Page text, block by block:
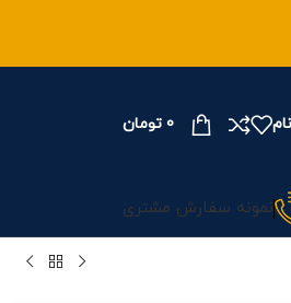
0 تومان
نمونه سفارش مشتری